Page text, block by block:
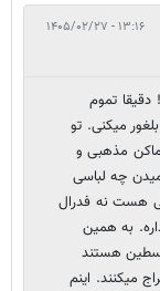
۱۳:۱۶ - ۱۴۰۵/۰۲/۲۷
دقیقا تموم
میکنی. تو
مذهبی و
چه لباسی
هست نه فدرال
به همین
هستند
میکنند. اینم